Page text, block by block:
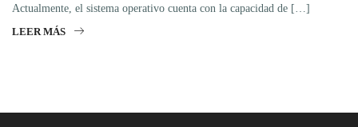
Actualmente, el sistema operativo cuenta con la capacidad de […]
LEER MÁS